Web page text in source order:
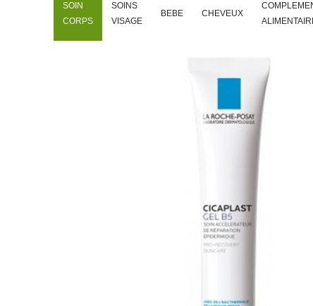
SOIN
CORPS
SOINS
VISAGE
BEBE CHEVEUX